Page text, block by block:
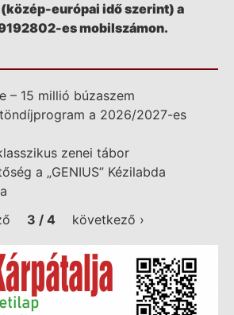
európai idő szerint) a
es mobilszámon.
– 15 millió búzaszem
a 2026/2027-es
zenei tábor
a „GENIUS” Kézilabda
3 / 4 következő ›